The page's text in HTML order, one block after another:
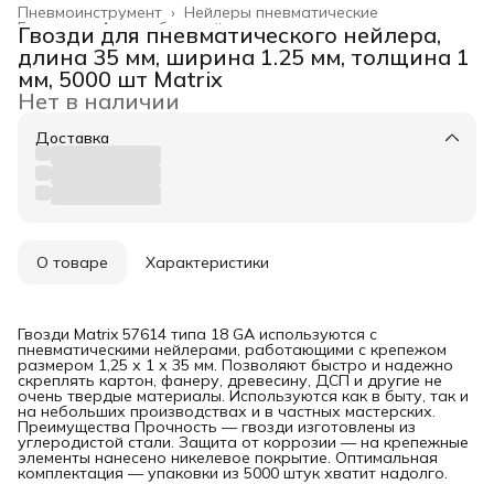
Нейлеры пневматические
Пневмоинструмент ›
Автомобильный инструмент ›
Главная ›
Гвозди для пневматического нейлера,
длина 35 мм, ширина 1.25 мм, толщина 1
мм, 5000 шт Matrix
Нет в наличии
Доставка
О товаре Характеристики
Гвозди Matrix 57614 типа 18 GA используются с
пневматическими нейлерами, работающими с крепежом
размером 1,25 х 1 х 35 мм. Позволяют быстро и надежно
скреплять картон, фанеру, древесину, ДСП и другие не
очень твердые материалы. Используются как в быту, так и
на небольших производствах и в частных мастерских.
Преимущества Прочность — гвозди изготовлены из
углеродистой стали. Защита от коррозии — на крепежные
элементы нанесено никелевое покрытие. Оптимальная
комплектация — упаковки из 5000 штук хватит надолго.